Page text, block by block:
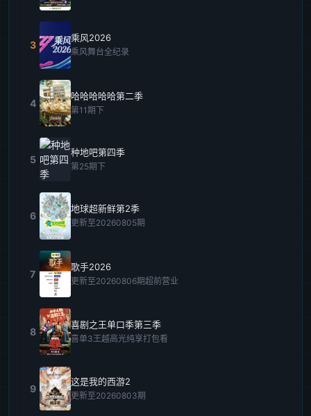
3
乘风2026
乘风舞台全纪录
4
哈哈哈哈哈第二季
第11期下
5
种地吧第四季
第25期下
6
地球超新鲜第2季
更新至20260805期
7
歌手2026
更新至20260806期超前营业
8
喜剧之王单口季第三季
喜单3王越高光纯享打包看
9
这是我的西游2
更新至20260803期